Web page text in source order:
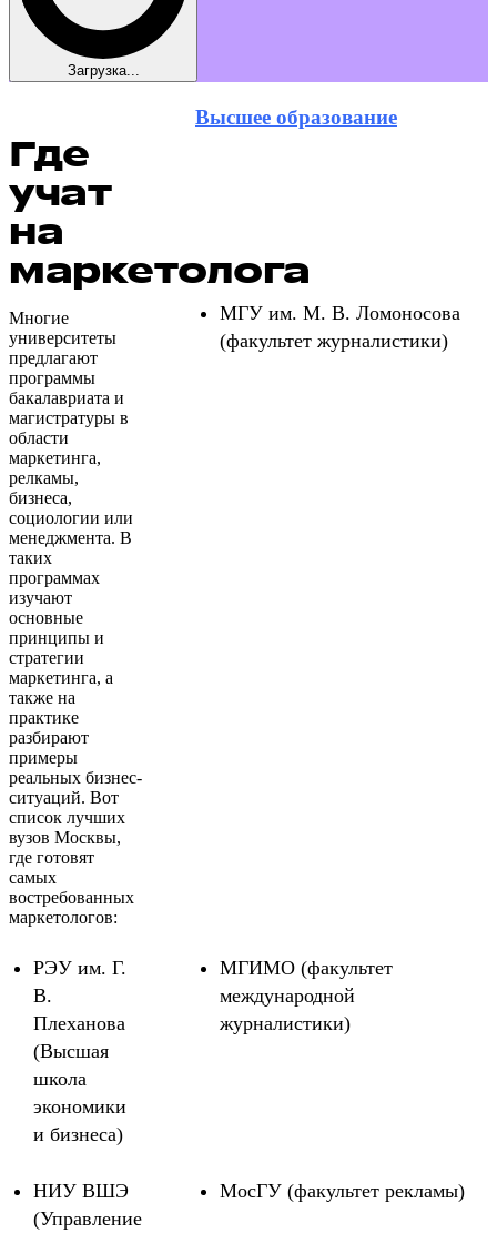
Загрузка...
Где
учат
на
маркетолога
Высшее образование
Многие
университеты
предлагают
программы
бакалавриата и
магистратуры в
области
маркетинга,
релкамы,
бизнеса,
социологии или
менеджмента. В
таких
программах
изучают
основные
принципы и
стратегии
маркетинга, а
также на
практике
разбирают
примеры
реальных бизнес-
ситуаций. Вот
список лучших
вузов Москвы,
где готовят
самых
востребованных
маркетологов:
МГУ им. М. В. Ломоносова
(факультет журналистики)
РЭУ им. Г.
В.
Плеханова
(Высшая
школа
экономики
и бизнеса)
МГИМО (факультет
международной
журналистики)
НИУ ВШЭ
(Управление
МосГУ (факультет рекламы)